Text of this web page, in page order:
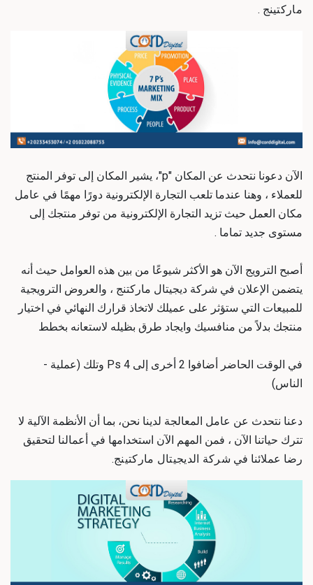
ماركتينج .
الآن دعونا نتحدث عن المكان "p"، يشير المكان إلى توفر المنتج
للعملاء ، وهنا عندما تلعب التجارة الإلكترونية دورًا مهمًا في عامل
مكان العمل حيث تزيد التجارة الإلكترونية من توفر منتجك إلى
مستوى جديد تماما .
أصبح الترويج الآن هو الأكثر شيوعًا من بين هذه العوامل حيث أنه
يتضمن الإعلان في شركة ديجيتال ماركتنج ، والعروض الترويجية
للمبيعات التي ستؤثر على عميلك لاتخاذ قرارك النهائي في اختيار
منتجك بدلاً من منافسيك وايجاد طرق بظيله لاستعانه بخطط
في الوقت الحاضر أضافوا 2 أخرى إلى Ps 4 وتلك (عملية -
الناس)
دعنا نتحدث عن عامل المعالجة لدينا نحن، بما أن الأنظمة الآلية لا
تترك حياتنا الآن ، فمن المهم الآن استخدامها في أعمالنا لتحقيق
رضا عملائنا في شركة الديجيتال ماركتينج.